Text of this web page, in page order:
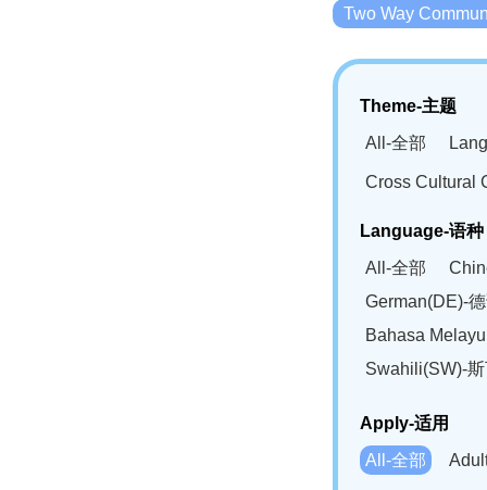
Two Way
Theme-主题
All-全部
Cross Cultural
Language-语种
All-全部
German(DE)-
Bahasa
Swahili(SW)-
Apply-适用
All-全部